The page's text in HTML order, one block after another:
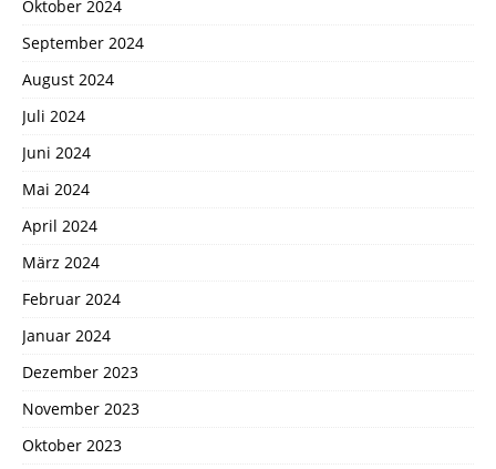
Oktober 2024
September 2024
August 2024
Juli 2024
Juni 2024
Mai 2024
April 2024
März 2024
Februar 2024
Januar 2024
Dezember 2023
November 2023
Oktober 2023